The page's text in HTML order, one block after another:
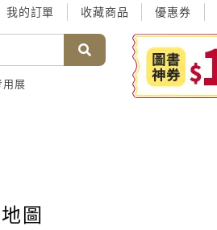
我的訂單 收藏商品 優惠券
用展
圖